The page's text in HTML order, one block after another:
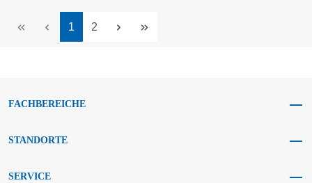
Seite
1 Seite
2
FACHBEREICHE
STANDORTE
SERVICE